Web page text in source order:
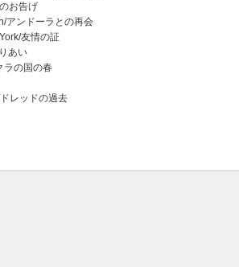
お告げ
アンドーラとの再会
友情の証
あい
ラの国の春
レッドの過去